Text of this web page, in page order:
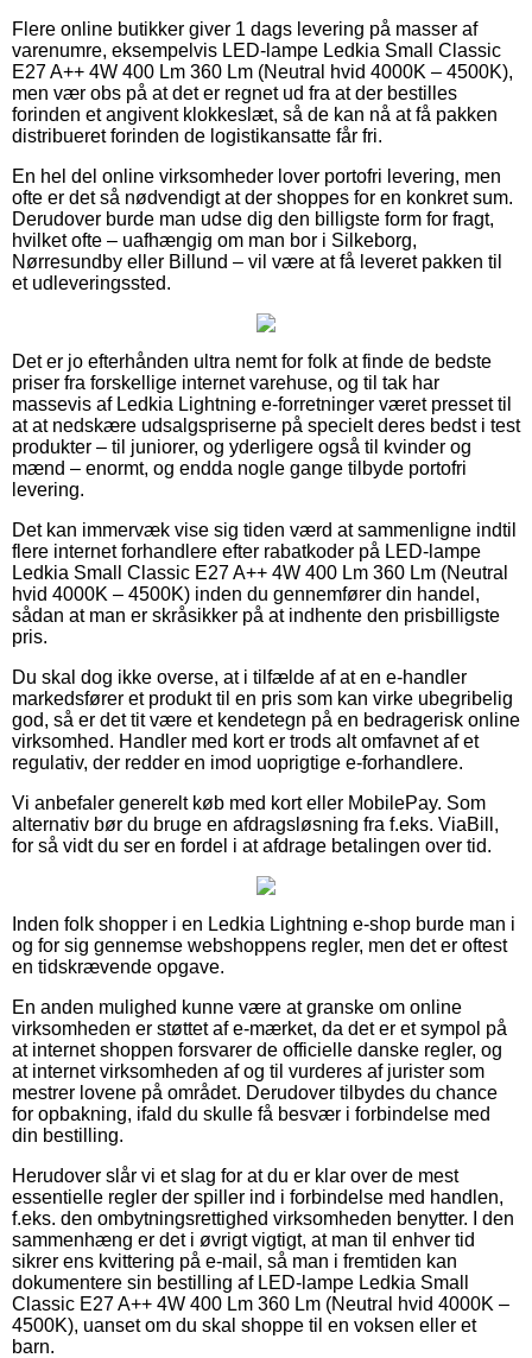
Flere online butikker giver 1 dags levering på masser af
varenumre, eksempelvis LED-lampe Ledkia Small Classic
E27 A++ 4W 400 Lm 360 Lm (Neutral hvid 4000K – 4500K),
men vær obs på at det er regnet ud fra at der bestilles
forinden et angivent klokkeslæt, så de kan nå at få pakken
distribueret forinden de logistikansatte får fri.
En hel del online virksomheder lover portofri levering, men
ofte er det så nødvendigt at der shoppes for en konkret sum.
Derudover burde man udse dig den billigste form for fragt,
hvilket ofte – uafhængig om man bor i Silkeborg,
Nørresundby eller Billund – vil være at få leveret pakken til
et udleveringssted.
Det er jo efterhånden ultra nemt for folk at finde de bedste
priser fra forskellige internet varehuse, og til tak har
massevis af Ledkia Lightning e-forretninger været presset til
at at nedskære udsalgspriserne på specielt deres bedst i test
produkter – til juniorer, og yderligere også til kvinder og
mænd – enormt, og endda nogle gange tilbyde portofri
levering.
Det kan immervæk vise sig tiden værd at sammenligne indtil
flere internet forhandlere efter rabatkoder på LED-lampe
Ledkia Small Classic E27 A++ 4W 400 Lm 360 Lm (Neutral
hvid 4000K – 4500K) inden du gennemfører din handel,
sådan at man er skråsikker på at indhente den prisbilligste
pris.
Du skal dog ikke overse, at i tilfælde af at en e-handler
markedsfører et produkt til en pris som kan virke ubegribelig
god, så er det tit være et kendetegn på en bedragerisk online
virksomhed. Handler med kort er trods alt omfavnet af et
regulativ, der redder en imod uoprigtige e-forhandlere.
Vi anbefaler generelt køb med kort eller MobilePay. Som
alternativ bør du bruge en afdragsløsning fra f.eks. ViaBill,
for så vidt du ser en fordel i at afdrage betalingen over tid.
Inden folk shopper i en Ledkia Lightning e-shop burde man i
og for sig gennemse webshoppens regler, men det er oftest
en tidskrævende opgave.
En anden mulighed kunne være at granske om online
virksomheden er støttet af e-mærket, da det er et sympol på
at internet shoppen forsvarer de officielle danske regler, og
at internet virksomheden af og til vurderes af jurister som
mestrer lovene på området. Derudover tilbydes du chance
for opbakning, ifald du skulle få besvær i forbindelse med
din bestilling.
Herudover slår vi et slag for at du er klar over de mest
essentielle regler der spiller ind i forbindelse med handlen,
f.eks. den ombytningsrettighed virksomheden benytter. I den
sammenhæng er det i øvrigt vigtigt, at man til enhver tid
sikrer ens kvittering på e-mail, så man i fremtiden kan
dokumentere sin bestilling af LED-lampe Ledkia Small
Classic E27 A++ 4W 400 Lm 360 Lm (Neutral hvid 4000K –
4500K), uanset om du skal shoppe til en voksen eller et
barn.